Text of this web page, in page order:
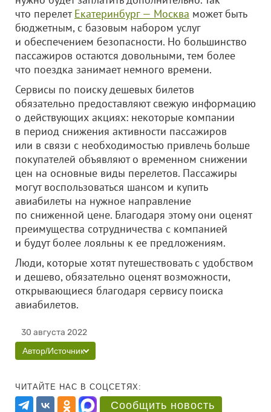
что перелетЕкатеринбург — Москва может быть
бюджетным, с базовым набором услуг
и обеспечением безопасности. Но большинство
пассажиров остаются довольными, тем более
что поездка занимает немного времени.
Сервисы по поиску дешевых билетов
обязательно предоставляют свежую информацию
о действующих акциях: некоторые компании
в период снижения активности пассажиров
или в связи с необходимостью привлечь больше
покупателей объявляют о временном снижении
цен на основные виды перелетов. Пассажиры
могут воспользоваться шансом и купить
авиабилеты на нужное направление
по сниженной цене. Благодаря этому они оценят
преимущества сотрудничества с компанией
и будут более лояльны к ее предложениям.
Люди, которые хотят путешествовать с удобством
и дешево, обязательно оценят возможности,
открывающиеся благодаря сервису поиска
авиабилетов.
30 августа 2022
Автор/Источник
ЧИТАЙТЕ НАС В СОЦСЕТЯХ:
Сообщить новость